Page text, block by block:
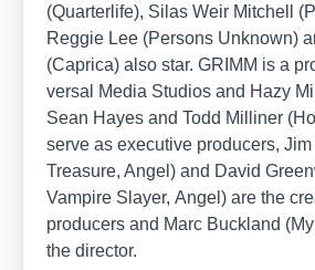
(Quar­ter­li­fe), Silas Weir Mit­chell (
Reg­gie Lee (Per­sons Unknown)
(Capri­ca) also star. GRIMM is a
ver­sal Media Stu­di­os and Hazy
Sean Hayes and Todd Mil­li­ner (
ser­ve as exe­cu­ti­ve pro­du­cers, Jim
Tre­asu­re,Angel) and David
Vam­pi­re Slay­er,Angel) are the
pro­du­cers and Marc Buck­land (
the direc­tor.